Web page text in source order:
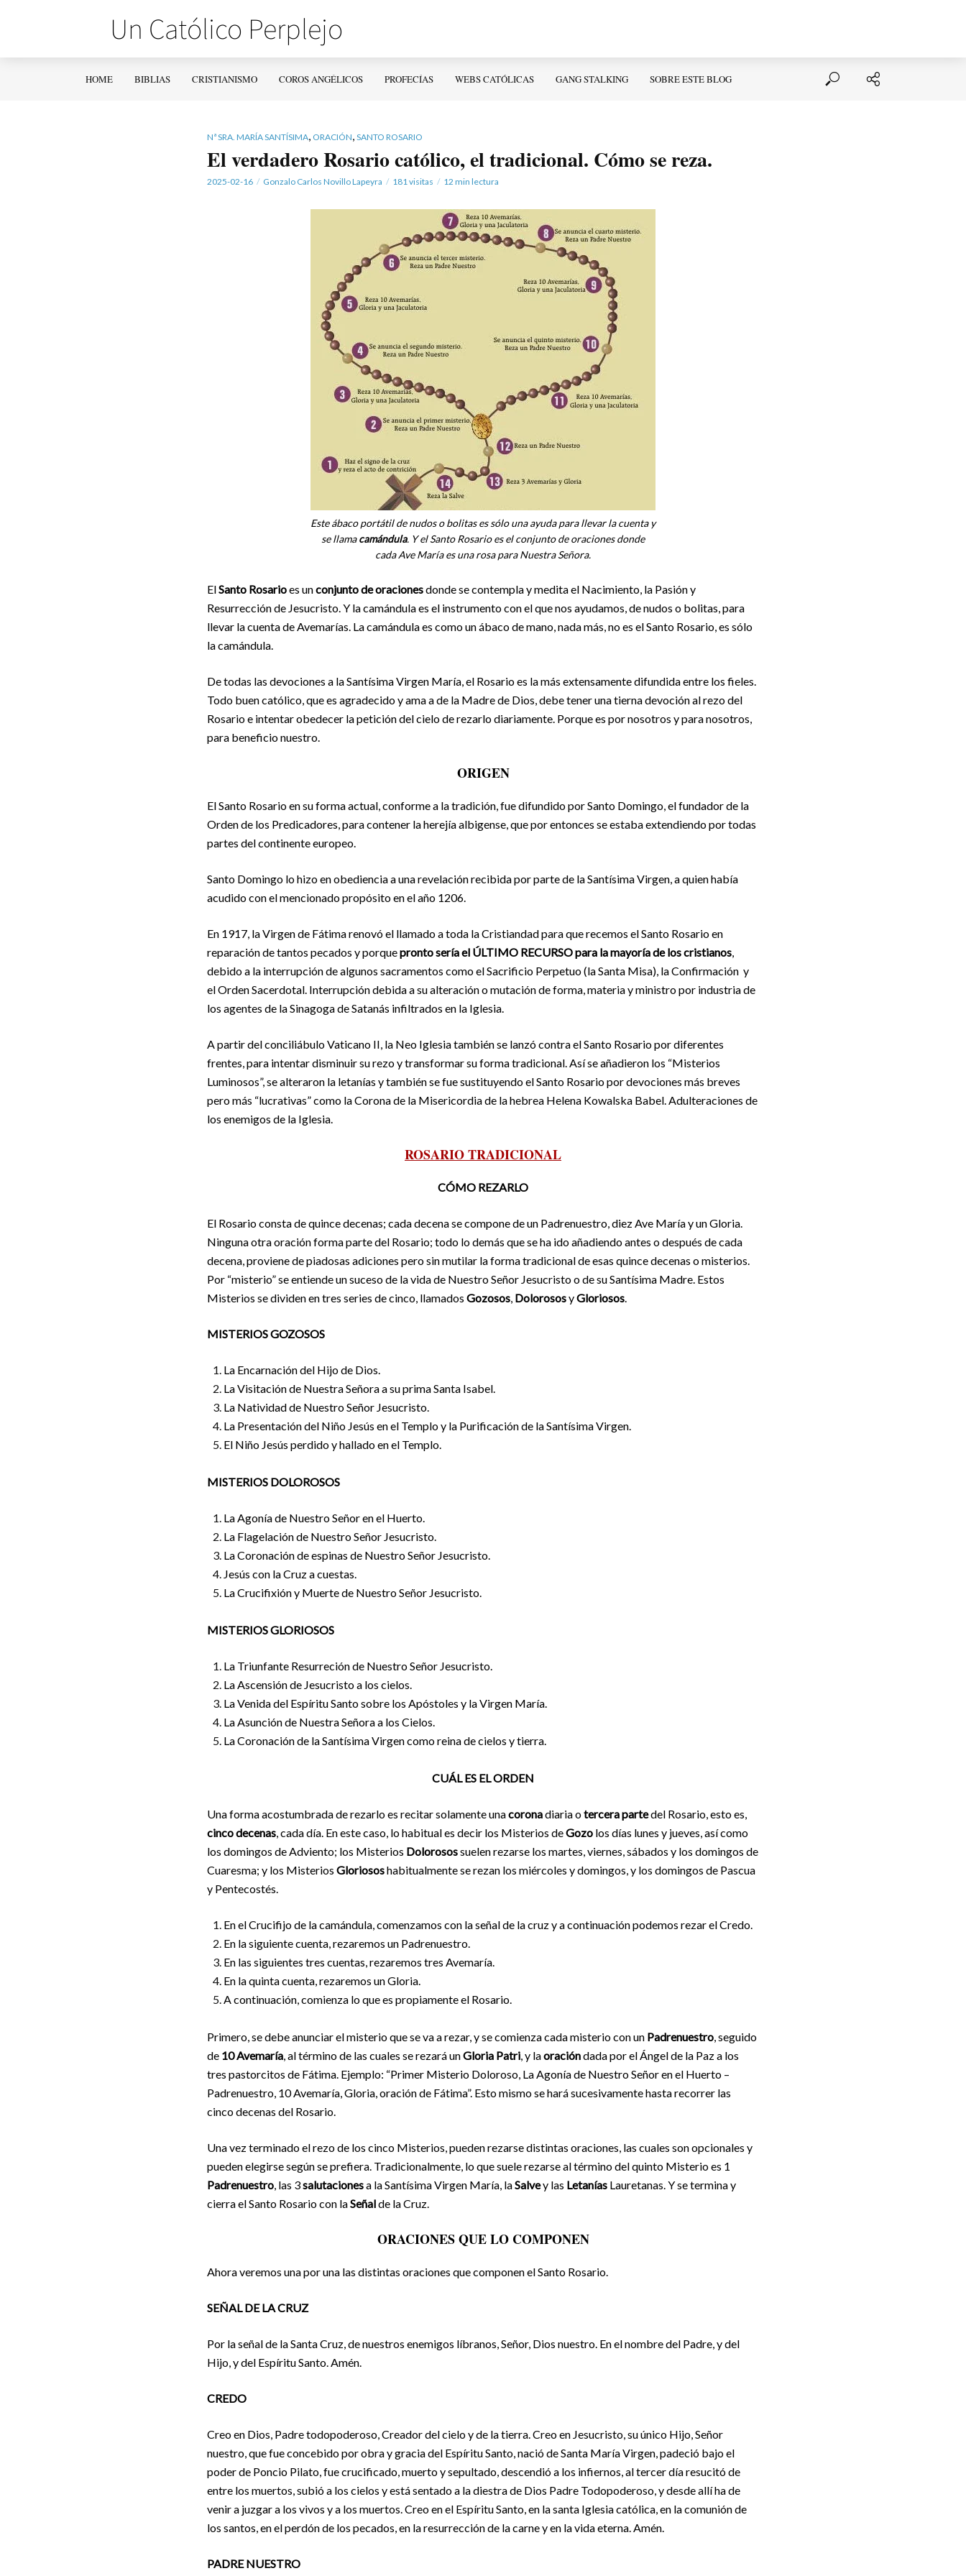
HOME BIBLIAS CRISTIANISMO COROS ANGÉLICOS PROFECÍAS WEBS CATÓLICAS GANG STALKING SOBRE ESTE BLOG
Nª SRA. MARÍA SANTÍSIMA, ORACIÓN, SANTO ROSARIO
El verdadero Rosario católico, el tradicional. Cómo se reza.
2025-02-16 Gonzalo Carlos Novillo Lapeyra 181 visitas 12 min lectura
Este ábaco portátil de nudos o bolitas es sólo una ayuda para llevar la cuenta y
se llamacamándula. Y el Santo Rosario es el conjunto de oraciones donde
cada Ave María es una rosa para Nuestra Señora.
ElSanto Rosarioes unconjunto de oracionesdonde se contempla y medita el Nacimiento, la Pasión y
Resurrección de Jesucristo. Y la camándula es el instrumento con el que nos ayudamos, de nudos o bolitas, para
llevar la cuenta de Avemarías. La camándula es como un ábaco de mano, nada más, no es el Santo Rosario, es sólo
la camándula.
De todas las devociones a la Santísima Virgen María, el Rosario es la más extensamente difundida entre los fieles.
Todo buen católico, que es agradecido y ama a de la Madre de Dios, debe tener una tierna devoción al rezo del
Rosario e intentar obedecer la petición del cielo de rezarlo diariamente. Porque es por nosotros y para nosotros,
para beneficio nuestro.
ORIGEN
El Santo Rosario en su forma actual, conforme a la tradición, fue difundido por Santo Domingo, el fundador de la
Orden de los Predicadores, para contener la herejía albigense, que por entonces se estaba extendiendo por todas
partes del continente europeo.
Santo Domingo lo hizo en obediencia a una revelación recibida por parte de la Santísima Virgen, a quien había
acudido con el mencionado propósito en el año 1206.
En 1917, la Virgen de Fátima renovó el llamado a toda la Cristiandad para que recemos el Santo Rosario en
reparación de tantos pecados y porquepronto sería el ÚLTIMO RECURSO para la mayoría de los cristianos,
debido a la interrupción de algunos sacramentos como el Sacrificio Perpetuo (la Santa Misa), la Confirmación y
el Orden Sacerdotal. Interrupción debida a su alteración o mutación de forma, materia y ministro por industria de
los agentes de la Sinagoga de Satanás infiltrados en la Iglesia.
A partir del conciliábulo Vaticano II, la Neo Iglesia también se lanzó contra el Santo Rosario por diferentes
frentes, para intentar disminuir su rezo y transformar su forma tradicional. Así se añadieron los “Misterios
Luminosos”, se alteraron la letanías y también se fue sustituyendo el Santo Rosario por devociones más breves
pero más “lucrativas” como la Corona de la Misericordia de la hebrea Helena Kowalska Babel. Adulteraciones de
los enemigos de la Iglesia.
ROSARIO TRADICIONAL
CÓMO REZARLO
El Rosario consta de quince decenas; cada decena se compone de un Padrenuestro, diez Ave María y un Gloria.
Ninguna otra oración forma parte del Rosario; todo lo demás que se ha ido añadiendo antes o después de cada
decena, proviene de piadosas adiciones pero sin mutilar la forma tradicional de esas quince decenas o misterios.
Por “misterio” se entiende un suceso de la vida de Nuestro Señor Jesucristo o de su Santísima Madre. Estos
Misterios se dividen en tres series de cinco, llamados Gozosos, DolorososyGloriosos.
MISTERIOS GOZOSOS
La Encarnación del Hijo de Dios.
La Visitación de Nuestra Señora a su prima Santa Isabel.
La Natividad de Nuestro Señor Jesucristo.
La Presentación del Niño Jesús en el Templo y la Purificación de la Santísima Virgen.
El Niño Jesús perdido y hallado en el Templo.
MISTERIOS DOLOROSOS
La Agonía de Nuestro Señor en el Huerto.
La Flagelación de Nuestro Señor Jesucristo.
La Coronación de espinas de Nuestro Señor Jesucristo.
Jesús con la Cruz a cuestas.
La Crucifixión y Muerte de Nuestro Señor Jesucristo.
MISTERIOS GLORIOSOS
La Triunfante Resurreción de Nuestro Señor Jesucristo.
La Ascensión de Jesucristo a los cielos.
La Venida del Espíritu Santo sobre los Apóstoles y la Virgen María.
La Asunción de Nuestra Señora a los Cielos.
La Coronación de la Santísima Virgen como reina de cielos y tierra.
CUÁL ES EL ORDEN
Una forma acostumbrada de rezarlo es recitar solamente unacoronadiaria otercera partedel Rosario, esto es,
cinco decenas, cada día. En este caso, lo habitual es decir los Misterios deGozo los días lunes y jueves, así como
los domingos de Adviento; los Misterios Dolorosossuelen rezarse los martes, viernes, sábados y los domingos de
Cuaresma; y los Misterios Gloriososhabitualmente se rezan los miércoles y domingos, y los domingos de Pascua
y Pentecostés.
En el Crucifijo de la camándula, comenzamos con la señal de la cruz y a continuación podemos rezar el Credo.
En la siguiente cuenta, rezaremos un Padrenuestro.
En las siguientes tres cuentas, rezaremos tres Avemaría.
En la quinta cuenta, rezaremos un Gloria.
A continuación, comienza lo que es propiamente el Rosario.
Primero, se debe anunciar el misterio que se va a rezar, y se comienza cada misterio con un Padrenuestro, seguido
de 10 Avemaría, al término de las cuales se rezará unGloria Patri, y laoracióndada por el Ángel de la Paz a los
tres pastorcitos de Fátima. Ejemplo: “Primer Misterio Doloroso, La Agonía de Nuestro Señor en el Huerto –
Padrenuestro, 10 Avemaría, Gloria, oración de Fátima”. Esto mismo se hará sucesivamente hasta recorrer las
cinco decenas del Rosario.
Una vez terminado el rezo de los cinco Misterios, pueden rezarse distintas oraciones, las cuales son opcionales y
pueden elegirse según se prefiera. Tradicionalmente, lo que suele rezarse al término del quinto Misterio es 1
Padrenuestro, las 3salutacionesa la Santísima Virgen María, laSalvey las Letanías Lauretanas. Y se termina y
cierra el Santo Rosario con laSeñalde la Cruz.
ORACIONES QUE LO COMPONEN
Ahora veremos una por una las distintas oraciones que componen el Santo Rosario.
SEÑAL DE LA CRUZ
Por la señal de la Santa Cruz, de nuestros enemigos líbranos, Señor, Dios nuestro. En el nombre del Padre, y del
Hijo, y del Espíritu Santo. Amén.
CREDO
Creo en Dios, Padre todopoderoso, Creador del cielo y de la tierra. Creo en Jesucristo, su único Hijo, Señor
nuestro, que fue concebido por obra y gracia del Espíritu Santo, nació de Santa María Virgen, padeció bajo el
poder de Poncio Pilato, fue crucificado, muerto y sepultado, descendió a los infiernos, al tercer día resucitó de
entre los muertos, subió a los cielos y está sentado a la diestra de Dios Padre Todopoderoso, y desde allí ha de
venir a juzgar a los vivos y a los muertos. Creo en el Espíritu Santo, en la santa Iglesia católica, en la comunión de
los santos, en el perdón de los pecados, en la resurrección de la carne y en la vida eterna. Amén.
PADRE NUESTRO